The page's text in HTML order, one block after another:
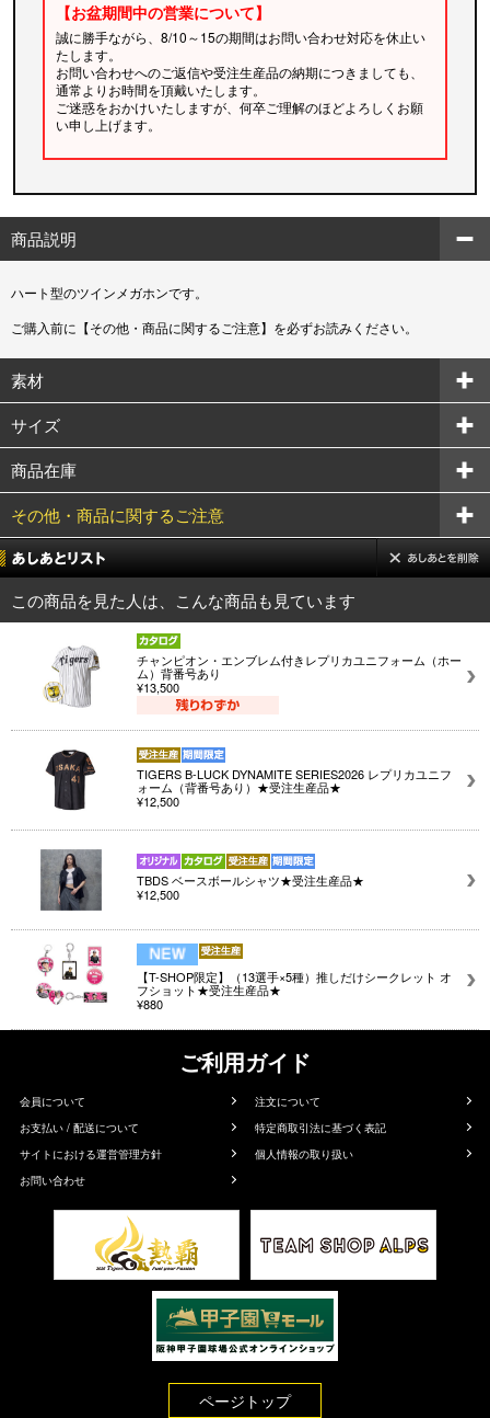
【お盆期間中の営業について】
誠に勝手ながら、8/10～15の期間はお問い合わせ対応を休止い
たします。
お問い合わせへのご返信や受注生産品の納期につきましても、
通常よりお時間を頂戴いたします。
ご迷惑をおかけいたしますが、何卒ご理解のほどよろしくお願
い申し上げます。
商品説明
ハート型のツインメガホンです。
ご購入前に【その他・商品に関するご注意】を必ずお読みください。
素材
サイズ
商品在庫
その他・商品に関するご注意
この商品を見た人は、こんな商品も見ています
チャンピオン・エンブレム付きレプリカユニフォーム（ホー
ム）背番号あり
¥13,500
TIGERS B-LUCK DYNAMITE SERIES2026 レプリカユニフ
ォーム（背番号あり）★受注生産品★
¥12,500
TBDS ベースボールシャツ★受注生産品★
¥12,500
【T-SHOP限定】（13選手×5種）推しだけシークレット オ
フショット★受注生産品★
¥880
ご利用ガイド
会員について
注文について
お支払い / 配送について
特定商取引法に基づく表記
サイトにおける運営管理方針
個人情報の取り扱い
お問い合わせ
ページトップ